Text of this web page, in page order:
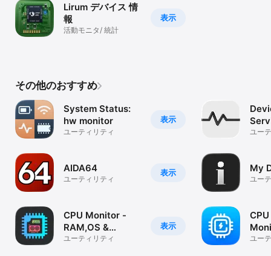
表示
Lirum デバイス 情
報
活動モニタ/ 統計
その他のおすすめ
表示
System Status:
hw monitor
ユーティリティ
表示
AIDA64
ユーティリティ
表示
CPU Monitor -
RAM,OS &
Battery
ユーティリティ
ユー
My
ユー
ユー